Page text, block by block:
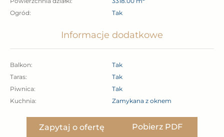
Ogród: Tak
Informacje dodatkowe
Balkon:
Tak
Taras:
Tak
Piwnica:
Tak
Kuchnia:
Zamykana z oknem
Zapytaj o ofertę Pobierz PDF